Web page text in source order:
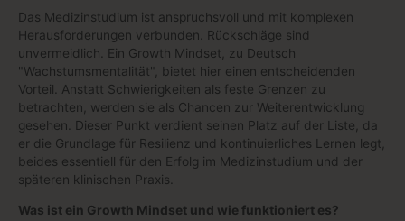
Das Medizinstudium ist anspruchsvoll und mit komplexen
Herausforderungen verbunden. Rückschläge sind
unvermeidlich. Ein Growth Mindset, zu Deutsch
"Wachstumsmentalität", bietet hier einen entscheidenden
Vorteil. Anstatt Schwierigkeiten als feste Grenzen zu
betrachten, werden sie als Chancen zur Weiterentwicklung
gesehen. Dieser Punkt verdient seinen Platz auf der Liste, da
er die Grundlage für Resilienz und kontinuierliches Lernen legt,
beides essentiell für den Erfolg im Medizinstudium und der
späteren klinischen Praxis.
Was ist ein Growth Mindset und wie funktioniert es?